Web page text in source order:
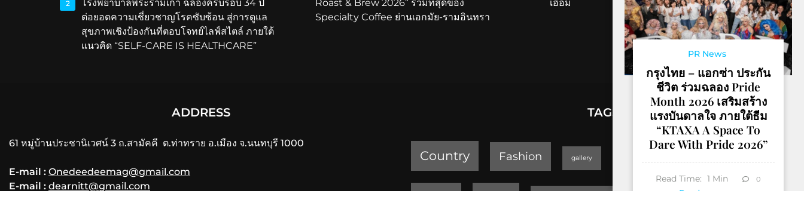
PR News
กรุงไทย – แอกซ่า ประกัน
ชีวิต ร่วมฉลอง Pride
Month 2026 เสริมสร้าง
แรงบันดาลใจ ภายใต้ธีม
“KTAXA A Space To
Dare With Pride 2026”
Read Time: 1 Min 0
Read more
2
โรงพยาบาลพระรามเก้า ฉลองครบรอบ 34 ปี
ต่อยอดความเชี่ยวชาญโรคซับซ้อน สู่การดูแล
สุขภาพเชิงป้องกันที่ตอบโจทย์ไลฟ์สไตล์ ภายใต้
แนวคิด “SELF-CARE IS HEALTHCARE”
Roast & Brew 2026” รวมที่สุดของ
Specialty Coffee ย่านเอกมัย-รามอินทรา
เอื้อม
ADDRESS
61 หมู่บ้านประชานิเวศน์ 3 ถ.สามัคคี ต.ท่าทราย อ.เมือง จ.นนทบุรี 1000
E-mail : Onedeedeemag@gmail.com
E-mail : dearnitt@gmail.com
TAGS
Country Fashion gallery lifestyle
Trending